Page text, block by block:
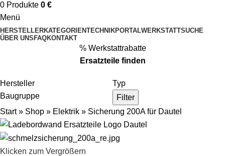
0 Produkte 0 €
Menü
HERSTELLERKATEGORIENTECHNIKPORTALWERKSTATTSUCHE
ÜBER UNS FAQKONTAKT
% Werkstattrabatte
Ersatzteile finden
Hersteller
Typ
Baugruppe
Filter
Start» Shop » Elektrik » Sicherung 200A für Dautel
Klicken zum Vergrößern